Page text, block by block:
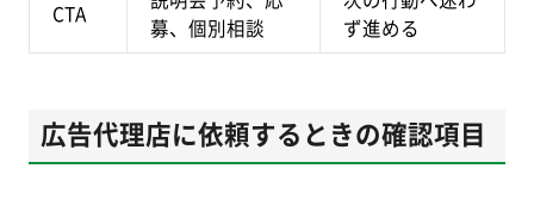
CTA
募、個別相談
ず進める
広告代理店に依頼するときの確認項目